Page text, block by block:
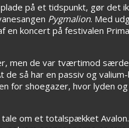
på et tidspunkt, gør det
Pygmalion. Med
en koncert på festivalen
men de var tværtimod
så har en passiv og
for shoegazer, hvor lyden
om et totalspækket